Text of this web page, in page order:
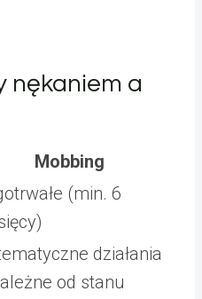
nękaniem a
Mobbing
(min. 6
działania
od stanu